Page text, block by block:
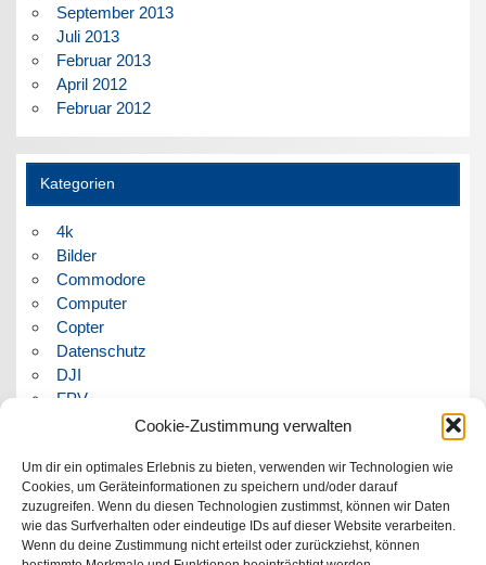
Cookie-Zustimmung verwalten
Um dir ein optimales Erlebnis zu bieten, verwenden wir Technologien wie
Cookies, um Geräteinformationen zu speichern und/oder darauf
zuzugreifen. Wenn du diesen Technologien zustimmst, können wir Daten
wie das Surfverhalten oder eindeutige IDs auf dieser Website verarbeiten.
Wenn du deine Zustimmung nicht erteilst oder zurückziehst, können
September 2013
Juli 2013
Februar 2013
April 2012
Februar 2012
Kategorien
4k
Bilder
Commodore
Computer
Copter
Datenschutz
DJI
FPV
Panorama
Politik
Retrocomputer
Uncategorized